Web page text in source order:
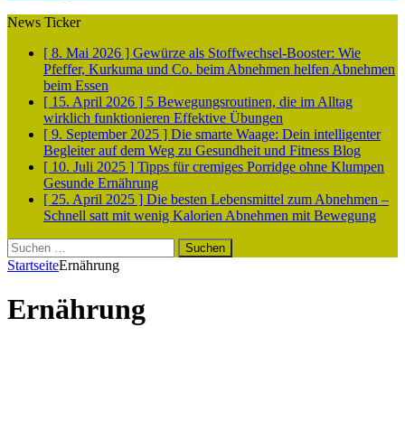
News Ticker
[ 8. Mai 2026 ] Gewürze als Stoffwechsel-Booster: Wie
Pfeffer, Kurkuma und Co. beim Abnehmen helfen Abnehmen
beim Essen
[ 15. April 2026 ] 5 Bewegungsroutinen, die im Alltag
wirklich funktionieren Effektive Übungen
[ 9. September 2025 ] Die smarte Waage: Dein intelligenter
Begleiter auf dem Weg zu Gesundheit und Fitness Blog
[ 10. Juli 2025 ] Tipps für cremiges Porridge ohne Klumpen
Gesunde Ernährung
[ 25. April 2025 ] Die besten Lebensmittel zum Abnehmen –
Schnell satt mit wenig Kalorien Abnehmen mit Bewegung
Suchen
nach:
StartseiteErnährung
Ernährung